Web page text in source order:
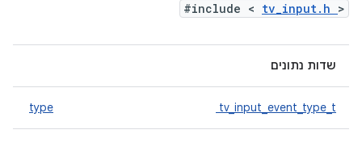
#include < tv_input.h >
שדות נתונים
tv_input_event_type_t
type